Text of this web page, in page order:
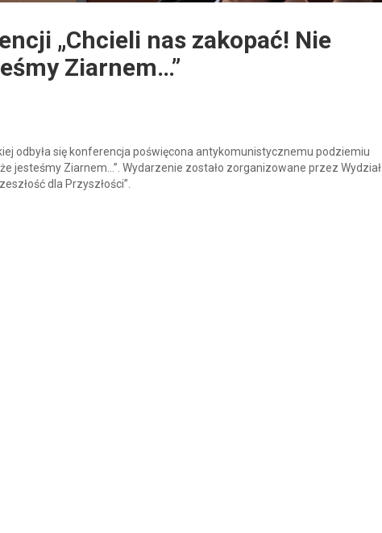
„Chcieli nas zakopać! Nie
Ziarnem…”
odbyła się konferencja poświęcona antykomunistycznemu podziemiu
jesteśmy Ziarnem…”. Wydarzenie zostało zorganizowane przez Wydział
dla Przyszłości”.